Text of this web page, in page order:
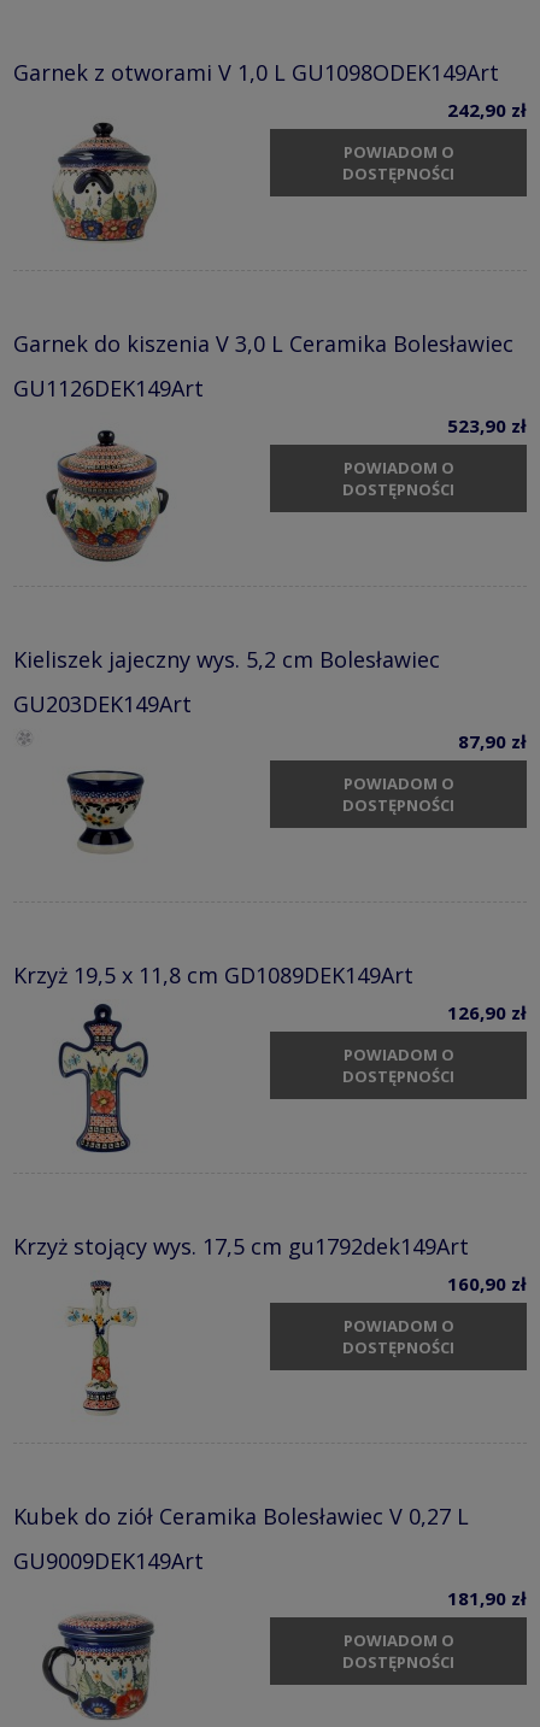
Garnek z otworami V 1,0 L GU1098ODEK149Art
242,90 zł
POWIADOM O
DOSTĘPNOŚCI
Garnek do kiszenia V 3,0 L Ceramika Bolesławiec
GU1126DEK149Art
523,90 zł
POWIADOM O
DOSTĘPNOŚCI
Kieliszek jajeczny wys. 5,2 cm Bolesławiec
GU203DEK149Art
87,90 zł
POWIADOM O
DOSTĘPNOŚCI
Krzyż 19,5 x 11,8 cm GD1089DEK149Art
126,90 zł
POWIADOM O
DOSTĘPNOŚCI
Krzyż stojący wys. 17,5 cm gu1792dek149Art
160,90 zł
POWIADOM O
DOSTĘPNOŚCI
Kubek do ziół Ceramika Bolesławiec V 0,27 L
GU9009DEK149Art
181,90 zł
POWIADOM O
DOSTĘPNOŚCI